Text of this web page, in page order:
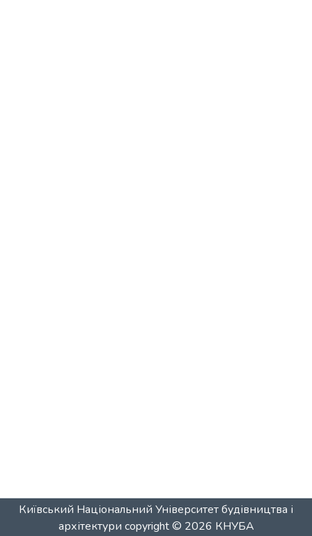
Київський Національний Університет будівництва і
архітектури copyright © 2026 КНУБА